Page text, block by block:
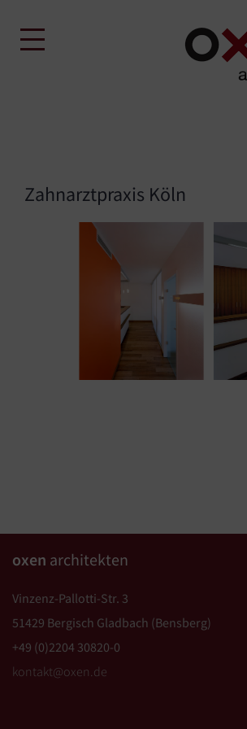
Zahnarztpraxis Köln
oxen architekten
Vinzenz-Pallotti-Str. 3
51429 Bergisch Gladbach (Bensberg)
+49 (0)2204 30820-0
kontakt@oxen.de